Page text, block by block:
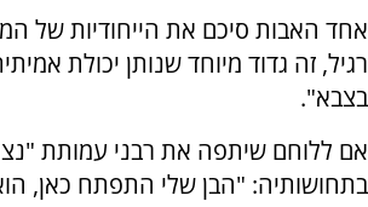
אחד האבות סיכם את הייחודיות של
רגיל, זה גדוד מיוחד שנותן יכולת
בצבא".
אם ללוחם שיתפה את רבני עמותת
בתחושותיה: "הבן שלי התפתח כאן,